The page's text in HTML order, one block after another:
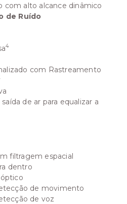
com alto alcance dinâmico
de Ruído
4
com Rastreamento
de ar para equalizar a
filtragem espacial
dentro
de movimento
de voz